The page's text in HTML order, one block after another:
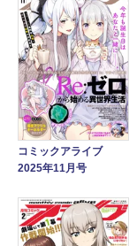
コミックアライブ
2025年11月号